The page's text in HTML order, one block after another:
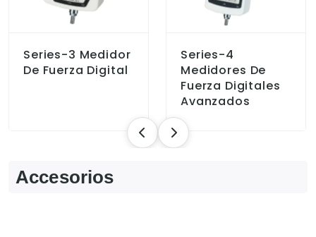
Series-3 Medidor
De Fuerza Digital
Series-4
Medidores De
Fuerza Digitales
Avanzados
Accesorios